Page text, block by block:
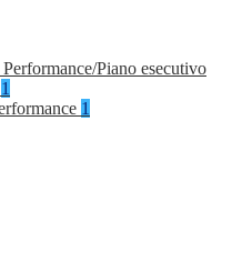
Piano esecutivo
1
1